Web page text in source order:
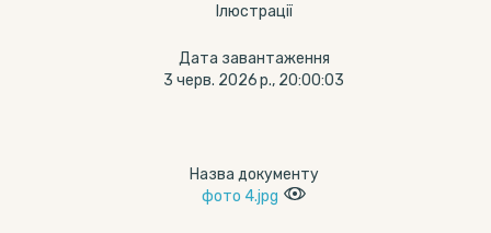
Ілюстрації
Дата завантаження
3 черв. 2026 р., 20:00:03
Назва документу
фото 4.jpg